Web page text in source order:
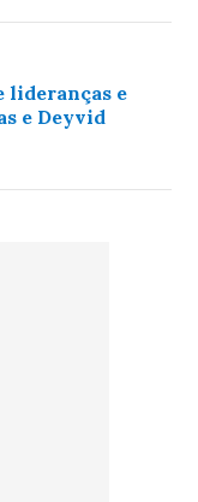
lideranças e
e Deyvid